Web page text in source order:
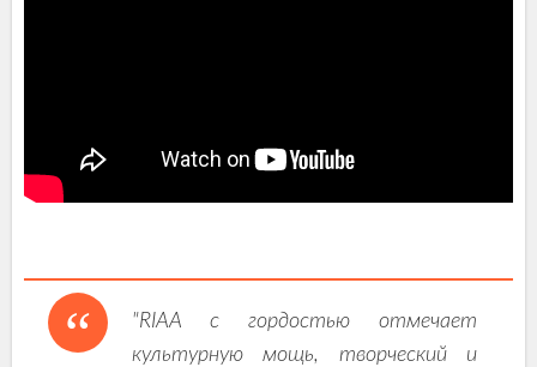
"RIAA с гордостью отмечает
культурную мощь, творческий и